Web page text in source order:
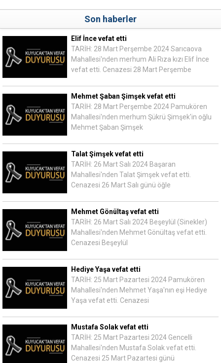
Son haberler
Elif İnce vefat etti
TARİH: 28 Mart Perşembe 2024 Sarıcaova
Mahallesi'nden merhum Ali Rıza kızı Elif İnce
vefat etti. Cenazesi 28 Mart Perşembe
Mehmet Şaban Şimşek vefat etti
TARİH: 28 Mart Perşembe 2024 Pamukören
Mahallesi'nden merhum Şükrü Şimşek'in oğlu
Mehmet Şaban Şimşek
Talat Şimşek vefat etti
TARİH: 26 Mart Salı 2024 Başaran
Mahallesi'nden Talat Şimşek vefat etti.
Cenazesi 26 Mart Salı günü öğle
Mehmet Gönültaş vefat etti
TARİH: 26 Mart Salı 2024 Beşeylül (Sinekler)
Mahallesi'nden Mehmet Gönültaş vefat etti.
Cenazesi Beşeylül
Hediye Yaşa vefat etti
TARİH: 25 Mart Pazartesi 2024 Pamukören
Mahallesi'nden Mehmet Yaşa'nın eşi Hediye
Yaşa vefat etti. Cenazesi
Mustafa Solak vefat etti
TARİH: 25 Mart Pazartesi 2024 Gencelli
Mahallesi'nden Mustafa Solak vefat etti.
Cenazesi 25 Mart Pazartesi günü